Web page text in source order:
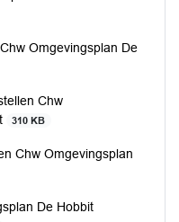
Omgevingsplan De
Chw
310 KB
Chw Omgevingsplan
De Hobbit